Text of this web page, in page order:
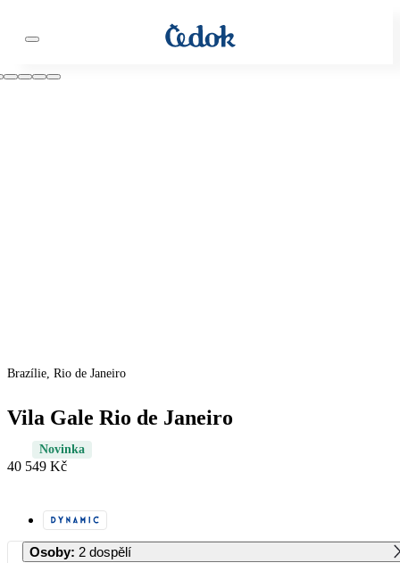
Brazílie, Rio de Janeiro
Vila Gale Rio de Janeiro
Novinka
40 549 Kč
Osoby: 2 dospělí